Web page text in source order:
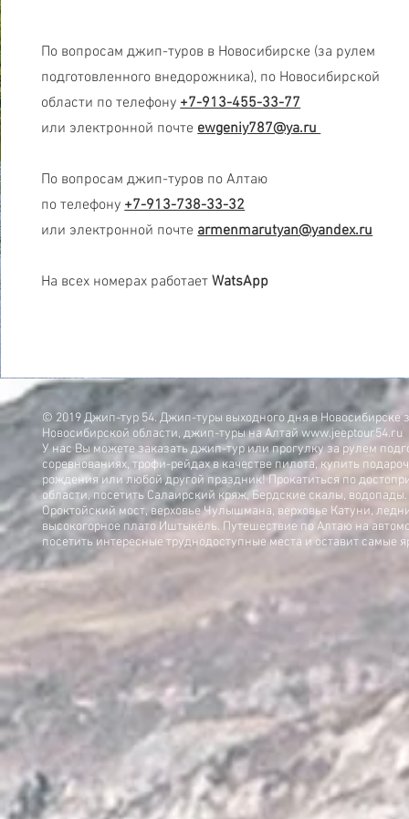
По вопросам джип-туров в Новосибирске (за рулем
подготовленного внедорожника), по Новосибирской
области по телефону+7-913-455-33-77
или электронной почтеewgeniy787@ya.ru
По вопросам джип-туров по Алтаю
по телефону+7-913-738-33-32
или электронной почтеarmenmarutyan@yandex.ru
На всех номерах работаетWatsApp
© 2019 Джип-тур 54. Джип-туры выходного дня в
Новосибирской области, джип-туры на Алтайwww.jeeptour54.ru
У нас Вы можете заказать джип-тур или прогулку за рулем
соревнованиях, трофи-рейдах в качестве пилота, купить
рождения или любой другой праздник! Прокатиться по
области, посетить Салаирский кряж, Бердские скалы,
Ороктойский мост, верховье Чулышмана, верховье Катуни,
высокогорное плато Иштыкёль. Путешествие по Алтаю на
посетить интересные труднодоступные места и оставит самые